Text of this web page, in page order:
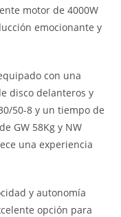
motor de 4000W
emocionante y
con una
disco delanteros y
50-8 y un tiempo de
GW 58Kg y NW
una experiencia
y autonomía
opción para